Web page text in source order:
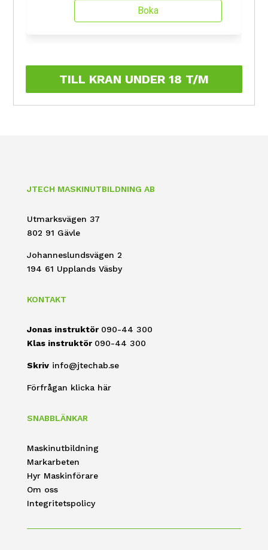
TILL KRAN UNDER 18 T/M
JTECH MASKINUTBILDNING AB
Utmarksvägen 37
802 91 Gävle
Johanneslundsvägen 2
194 61 Upplands Väsby
KONTAKT
Jonas instruktör 090-44 300
Klas instruktör 090-44 300
Skriv info@jtechab.se
Förfrågan klicka här
SNABBLÄNKAR
Maskinutbildning
Markarbeten
Hyr Maskinförare
Om oss
Integritetspolicy